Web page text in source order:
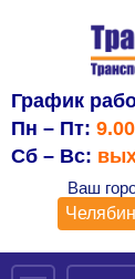
График
Пн – Пт:
Сб – Вс:
Ваш